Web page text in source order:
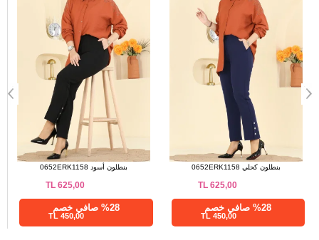
بنطلون كحلي 0652ERK1158
625,00
%28 صافي خصم
450,00 TL
بنطلون بني 0652ERK1158
625,00
TL
%28 صافي خصم
450,00 TL